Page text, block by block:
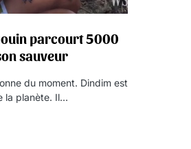
parcourt 5000
sauveur
du moment. Dindim est
la planète. Il…